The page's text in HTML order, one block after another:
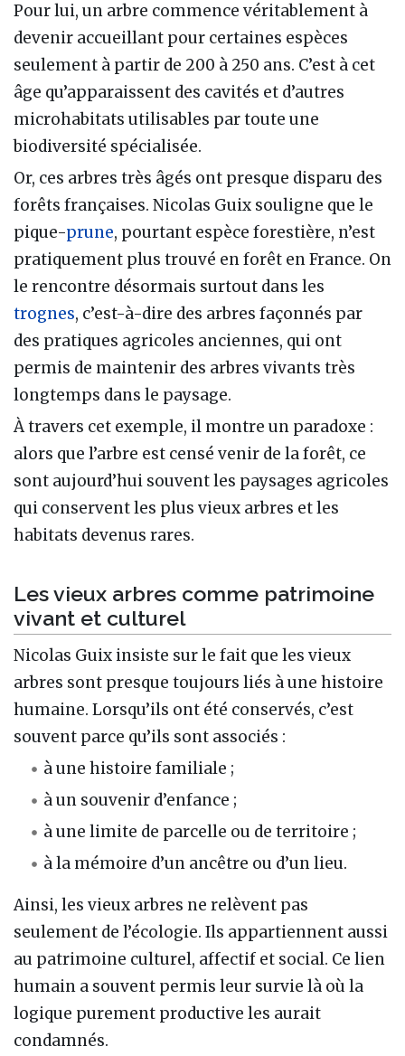
Pour lui, un arbre commence véritablement à
devenir accueillant pour certaines espèces
seulement à partir de 200 à 250 ans. C’est à cet
âge qu’apparaissent des cavités et d’autres
microhabitats utilisables par toute une
biodiversité spécialisée.
Or, ces arbres très âgés ont presque disparu des
forêts françaises. Nicolas Guix souligne que le
pique-prune, pourtant espèce forestière, n’est
pratiquement plus trouvé en forêt en France. On
le rencontre désormais surtout dans les
trognes, c’est-à-dire des arbres façonnés par
des pratiques agricoles anciennes, qui ont
permis de maintenir des arbres vivants très
longtemps dans le paysage.
À travers cet exemple, il montre un paradoxe :
alors que l’arbre est censé venir de la forêt, ce
sont aujourd’hui souvent les paysages agricoles
qui conservent les plus vieux arbres et les
habitats devenus rares.
Les vieux arbres comme patrimoine
vivant et culturel
Nicolas Guix insiste sur le fait que les vieux
arbres sont presque toujours liés à une histoire
humaine. Lorsqu’ils ont été conservés, c’est
souvent parce qu’ils sont associés :
à une histoire familiale ;
à un souvenir d’enfance ;
à une limite de parcelle ou de territoire ;
à la mémoire d’un ancêtre ou d’un lieu.
Ainsi, les vieux arbres ne relèvent pas
seulement de l’écologie. Ils appartiennent aussi
au patrimoine culturel, affectif et social. Ce lien
humain a souvent permis leur survie là où la
logique purement productive les aurait
condamnés.